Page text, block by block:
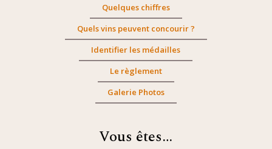
Quelques chiffres
Quels vins peuvent concourir ?
Identifier les médailles
Le règlement
Galerie Photos
Vous êtes…